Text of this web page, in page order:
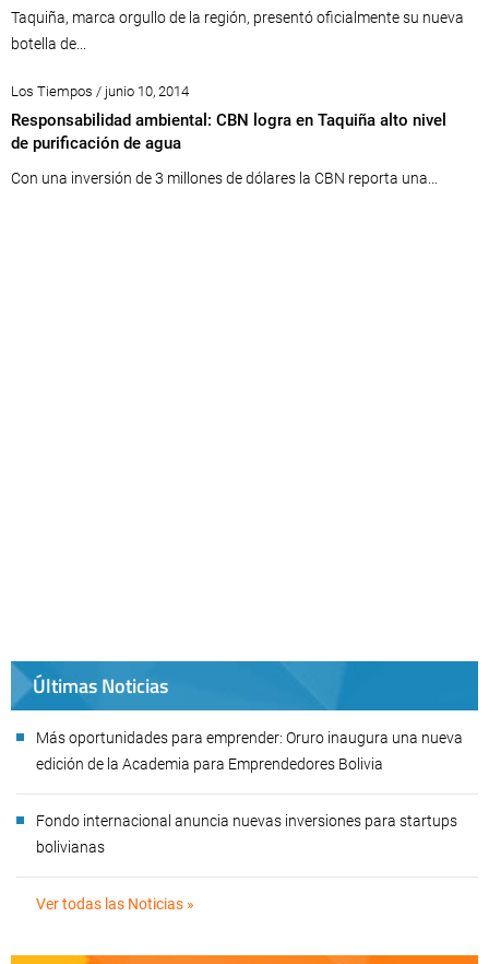
Taquiña, marca orgullo de la región, presentó oficialmente su nueva
botella de...
Los Tiempos / junio 10, 2014
Responsabilidad ambiental: CBN logra en Taquiña alto nivel
de purificación de agua
Con una inversión de 3 millones de dólares la CBN reporta una...
Últimas Noticias
Más oportunidades para emprender: Oruro inaugura una nueva
edición de la Academia para Emprendedores Bolivia
Fondo internacional anuncia nuevas inversiones para startups
bolivianas
Ver todas las Noticias »